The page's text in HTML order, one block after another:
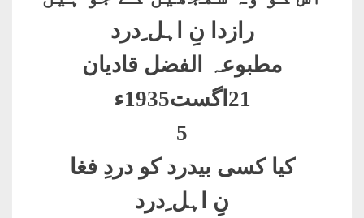
رازدا نِ اہل ِدرد
مطبوعہ الفضل قادیان
21اگست1935ء
5
کیا کسی بیدرد کو دردِ فغا
نِ اہل ِدرد